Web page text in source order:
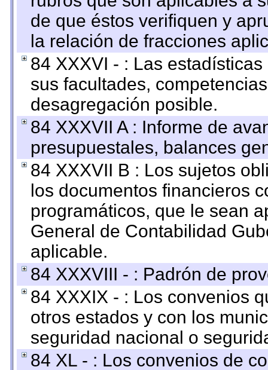
de que éstos verifiquen y
la relación de fracciones
84 XXXVI - : Las
sus facultades,
desagregación posible.
84 XXXVII A : Informe de
presupuestales, balances
84 XXXVII B : Los sujetos
los documentos financieros
programáticos, que le sean
General de Contabilidad
aplicable.
84 XXXVIII - : Padrón de
84 XXXIX - : Los convenios
otros estados y con los
seguridad nacional o
84 XL - : Los convenios de